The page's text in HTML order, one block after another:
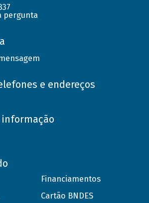
pergunta
e endereços
informação
Financiamentos
Cartão BNDES